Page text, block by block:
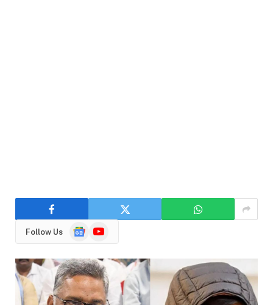
Follow Us
GoogleYouTube